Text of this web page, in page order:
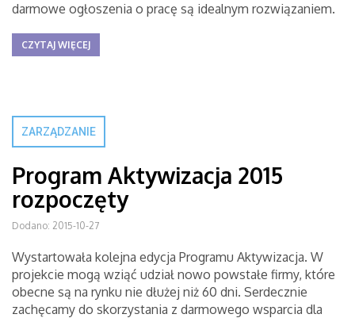
darmowe ogłoszenia o pracę są idealnym rozwiązaniem.
CZYTAJ WIĘCEJ
ZARZĄDZANIE
Program Aktywizacja 2015
rozpoczęty
Dodano: 2015-10-27
Wystartowała kolejna edycja Programu Aktywizacja. W
projekcie mogą wziąć udział nowo powstałe firmy, które
obecne są na rynku nie dłużej niż 60 dni. Serdecznie
zachęcamy do skorzystania z darmowego wsparcia dla